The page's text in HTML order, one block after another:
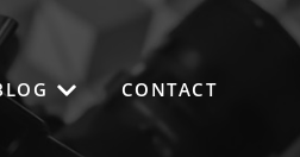
CONTACT